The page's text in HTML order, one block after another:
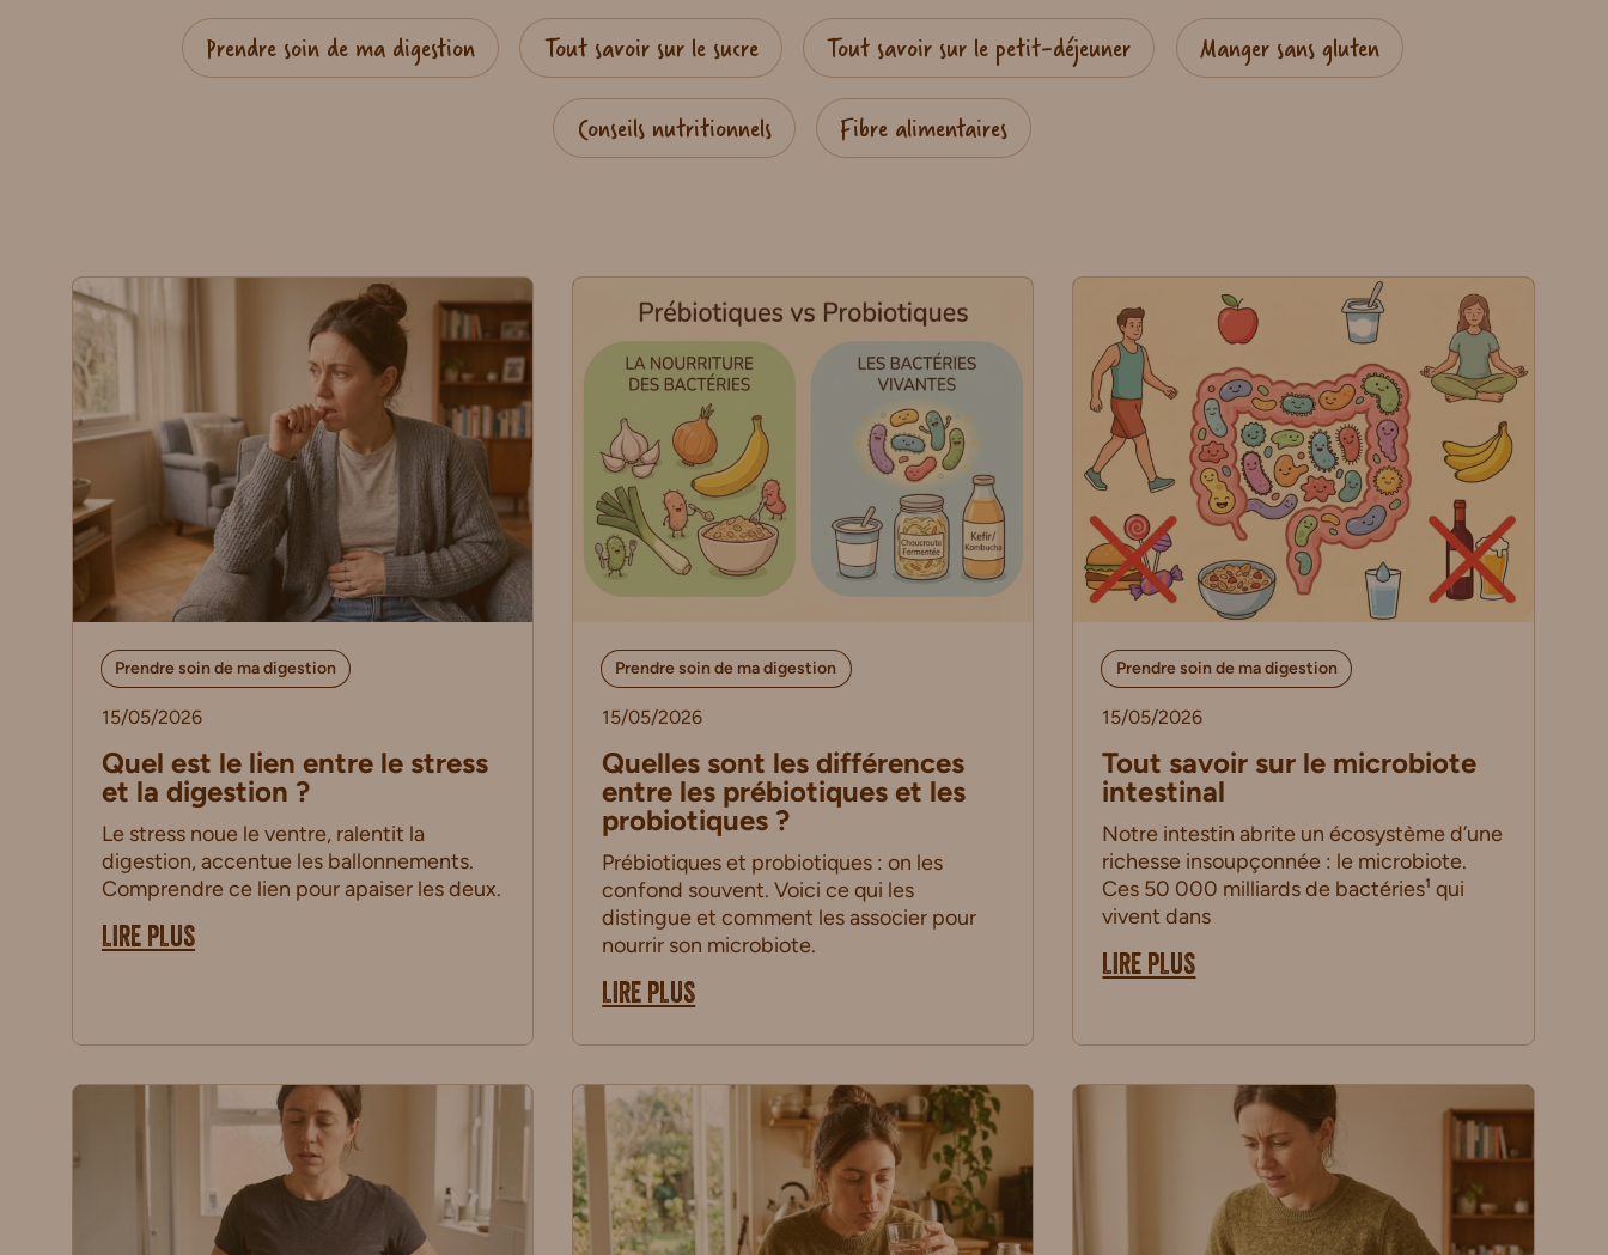
Prendre soin de ma digestion Tout savoir sur le sucre Tout savoir sur le petit-déjeuner Manger sans gluten
Conseils nutritionnels Fibre alimentaires
Prendre soin de ma digestion
15/05/2026
Quel est le lien entre le stress
et la digestion ?
Le stress noue le ventre, ralentit la
digestion, accentue les ballonnements.
Comprendre ce lien pour apaiser les deux.
LIRE PLUS
Prendre soin de ma digestion
15/05/2026
Quelles sont les différences
entre les prébiotiques et les
probiotiques ?
Prébiotiques et probiotiques : on les
confond souvent. Voici ce qui les
distingue et comment les associer pour
nourrir son microbiote.
LIRE PLUS
Prendre soin de ma digestion
15/05/2026
Tout savoir sur le microbiote
intestinal
Notre intestin abrite un écosystème d’une
richesse insoupçonnée : le microbiote.
Ces 50 000 milliards de bactéries¹ qui
vivent dans
LIRE PLUS